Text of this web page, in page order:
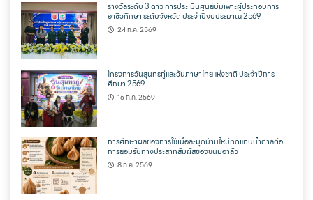
รางวัลระดับ 3 ดาว การประเมินศูนย์บ่มเพาะผู้ประกอบการ
อาชีวศึกษา ระดับจังหวัด ประจำปีงบประมาณ 2569
24 ก.ค. 2569
โครงการวันสุนทรภู่และวันภาษาไทยแห่งชาติ ประจำปีการ
ศึกษา 2569
16 ก.ค. 2569
การศึกษาผลของการใช้เนื้อละมุดบ้านใหม่ทดแทนน้ำตาลต่อ
การยอมรับทางประสาทสัมผัสของขนมอาลัว
8 ก.ค. 2569